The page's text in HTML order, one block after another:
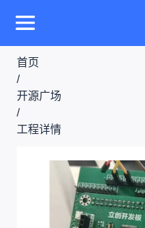
首页
/
开源广场
/
工程详情